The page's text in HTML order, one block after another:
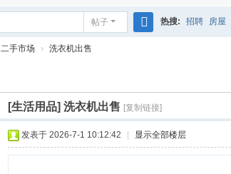
帖子 热搜: 招聘 房屋
二手市场 › 洗衣机出售
[生活用品] 洗衣机出售 [复制链接]
发表于 2026-7-1 10:12:42 显示全部楼层